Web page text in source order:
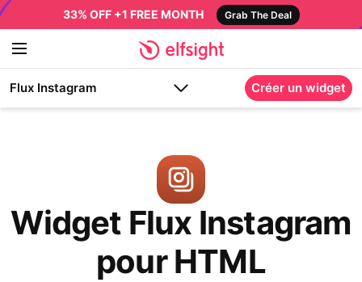
33% OFF +1 FREE MONTH Grab The Deal
Flux Instagram Créer un widget
Widget Flux Instagram
pour HTML